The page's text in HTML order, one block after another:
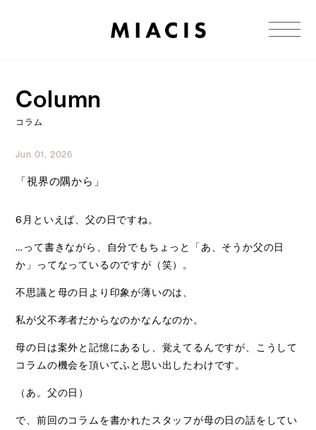
Column
コラム
Jun 01, 2026
「視界の隅から」
6月といえば、父の日ですね。
…って書きながら、自分でもちょっと「あ、そうか父の日
か」ってなっているのですが（笑）。
不思議と母の日より印象が薄いのは、
私が父不孝者だからなのかなんなのか。
母の日は案外と記憶にあるし、覚えてるんですが、こうして
コラムの機会を頂いてふと思い出したわけです。
（あ。父の日）
で、前回のコラムを書かれたスタッフが母の日の話をしてい